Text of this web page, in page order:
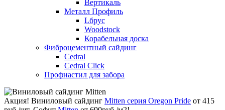
Вертикаль
Металл Профиль
Lбрус
Woodstock
Корабельная доска
Фиброцементный сайдинг
Cedral
Cedral Click
Профнастил для забора
Акция! Виниловый сайдинг Mitten серия Oregon Pride от 415